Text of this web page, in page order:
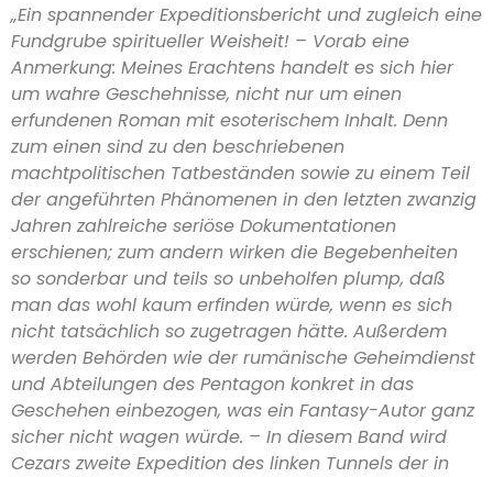
„Ein spannender Expeditionsbericht und zugleich eine
Fundgrube spiritueller Weisheit! – Vorab eine
Anmerkung: Meines Erachtens handelt es sich hier
um wahre Geschehnisse, nicht nur um einen
erfundenen Roman mit esoterischem Inhalt. Denn
zum einen sind zu den beschriebenen
machtpolitischen Tatbeständen sowie zu einem Teil
der angeführten Phänomenen in den letzten zwanzig
Jahren zahlreiche seriöse Dokumentationen
erschienen; zum andern wirken die Begebenheiten
so sonderbar und teils so unbeholfen plump, daß
man das wohl kaum erfinden würde, wenn es sich
nicht tatsächlich so zugetragen hätte. Außerdem
werden Behörden wie der rumänische Geheimdienst
und Abteilungen des Pentagon konkret in das
Geschehen einbezogen, was ein Fantasy-Autor ganz
sicher nicht wagen würde. – In diesem Band wird
Cezars zweite Expedition des linken Tunnels der in